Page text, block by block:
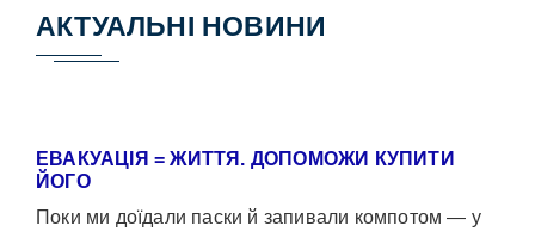
АКТУАЛЬНІ НОВИНИ
ЕВАКУАЦІЯ = ЖИТТЯ. ДОПОМОЖИ КУПИТИ
ЙОГО
Поки ми доїдали паски й запивали компотом — у